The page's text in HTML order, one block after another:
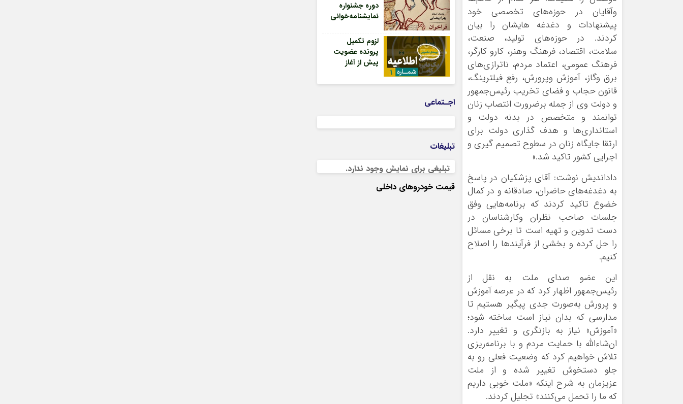
وآقایان در حوزه‌های تخصصی خود
پیشنهادات و دغدغه هایشان را بیان
کردند. در حوزه‌های تولید، صنعت،
سلامت، اقتصاد، فرهنگ وهنر، کارو کارگر،
فرهنگ عمومی، اعتماد مردم، ناترازی‌های
برق وگاز، آموزش وپرورش، رفع فیلترینگ،
قانون حجاب و فضای تخریب رئیس‌جمهور
و دولت وی از جمله برضرورت انتصاب زنان
توانمند و متخصص در بدنه دولت و
استانداری‌ها و هدف گذاری دولت برای
ارتقا جایگاه زنان در سطوح تصمیم گیری و
اجرایی کشور تاکید شد.»
داداندیش نوشت: آقای پزشکیان در پاسخ
به دغدغه‌های حاضران، صادقانه و در کمال
خضوع تاکید کردند که برنامه‌هایی وفق
جلسات صاحب نظران وکارشناسان در
دست تدوین و تهیه است تا برخی مسائل
را حل کرده و بخشی از فرآیندها را اصلاح
کنیم.
این عضو صدای ملت به نقل از
رئیس‌جمهور اظهار کرد که در عرصه آموزش
و پرورش به‌صورت جدی پیگیر هستیم تا
مدارسی که بدان نیاز است ساخته شود؛
«آموزش» نیاز به بازنگری و تغییر دارد.
ان‌شاءالله با حمایت مردم و با برنامه‌ریزی
تلاش خواهیم کرد که وضعیت فعلی رو به
جلو دستخوش تغییر شده و از ملت
عزیزمان به شرح اینکه «ملت خوبی داریم
که ما را تحمل می‌کنند» تجلیل کردند.
دوره جشنواره
نمایشنامه‌خوانی
لزوم تکمیل
پرونده عضویت
پیش از آغاز
درمان تکمیلی
اجـتماعی
تبلیغات
تبلیغی برای نمایش وجود ندارد.
قیمت خودروهای داخلی